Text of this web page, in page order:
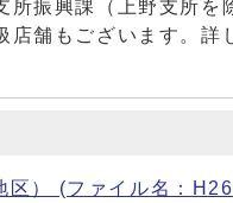
振興課（上野支所を
舗もございます。
区） (ファイル名：